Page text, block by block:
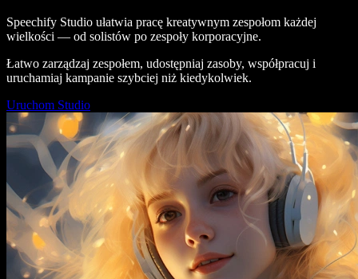
Speechify Studio ułatwia pracę kreatywnym zespołom każdej
wielkości — od solistów po zespoły korporacyjne.
Łatwo zarządzaj zespołem, udostępniaj zasoby, współpracuj i
uruchamiaj kampanie szybciej niż kiedykolwiek.
Uruchom Studio